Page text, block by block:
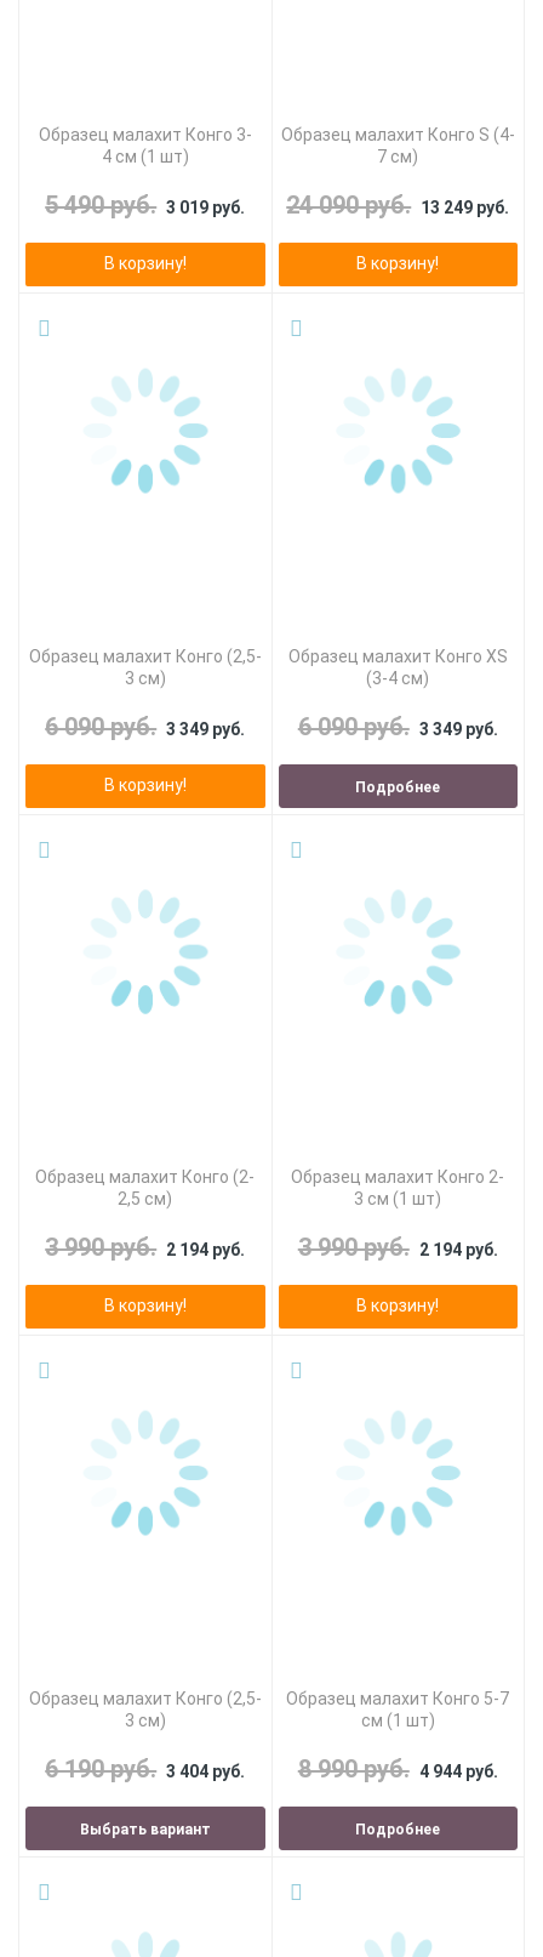
Образец малахит Конго 3-
4 см (1 шт)
5 490 руб. 3 019 руб.
В корзину!
Образец малахит Конго S (4-
7 см)
24 090 руб. 13 249 руб.
В корзину!
Образец малахит Конго (2,5-
3 см)
6 090 руб. 3 349 руб.
В корзину!
Образец малахит Конго XS
(3-4 см)
6 090 руб. 3 349 руб.
Подробнее
Образец малахит Конго (2-
2,5 см)
3 990 руб. 2 194 руб.
В корзину!
Образец малахит Конго 2-
3 см (1 шт)
3 990 руб. 2 194 руб.
В корзину!
Образец малахит Конго (2,5-
3 см)
6 190 руб. 3 404 руб.
Выбрать вариант
Образец малахит Конго 5-7
см (1 шт)
8 990 руб. 4 944 руб.
Подробнее